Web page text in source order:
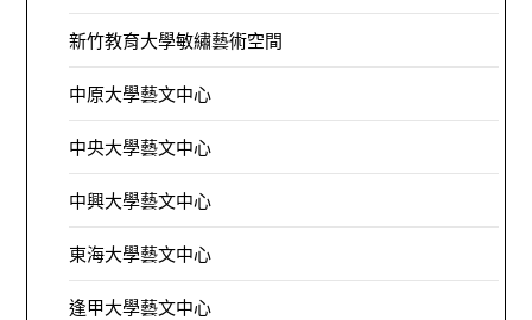
新竹教育大學敏繡藝術空間
中原大學藝文中心
中央大學藝文中心
中興大學藝文中心
東海大學藝文中心
逢甲大學藝文中心